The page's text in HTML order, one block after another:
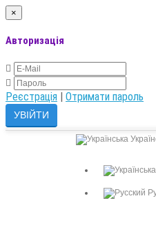
×
Авторизація
Реєстрація | Отримати пароль